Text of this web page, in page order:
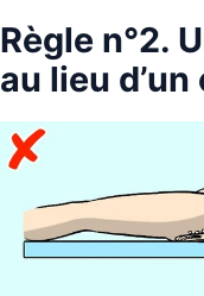
Règle n°2.
au lieu